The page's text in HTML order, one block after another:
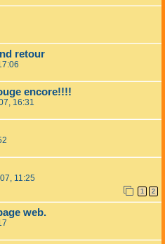
retour
encore!!!!
16:31
11:25
1 2
web.